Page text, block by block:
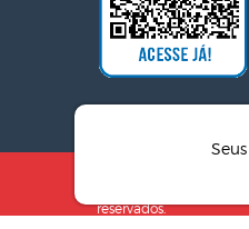
reservados.